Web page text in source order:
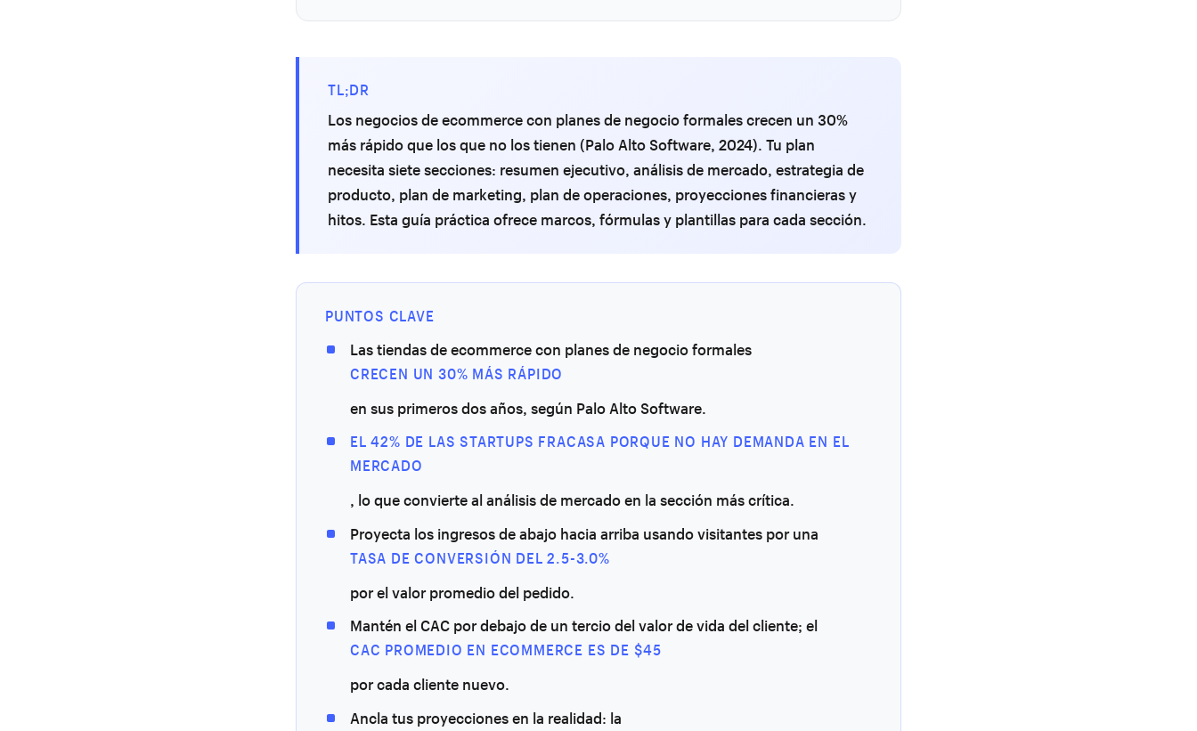
TL;DR
Los negocios de ecommerce con planes de negocio formales crecen un 30%
más rápido que los que no los tienen (Palo Alto Software, 2024). Tu plan
necesita siete secciones: resumen ejecutivo, análisis de mercado, estrategia de
producto, plan de marketing, plan de operaciones, proyecciones financieras y
hitos. Esta guía práctica ofrece marcos, fórmulas y plantillas para cada sección.
PUNTOS CLAVE
Las tiendas de ecommerce con planes de negocio formales
CRECEN UN 30% MÁS RÁPIDO
en sus primeros dos años, según Palo Alto Software.
EL 42% DE LAS STARTUPS FRACASA PORQUE NO HAY DEMANDA EN EL
MERCADO
, lo que convierte al análisis de mercado en la sección más crítica.
Proyecta los ingresos de abajo hacia arriba usando visitantes por una
TASA DE CONVERSIÓN DEL 2.5-3.0%
por el valor promedio del pedido.
Mantén el CAC por debajo de un tercio del valor de vida del cliente; el
CAC PROMEDIO EN ECOMMERCE ES DE $45
por cada cliente nuevo.
Ancla tus proyecciones en la realidad: la